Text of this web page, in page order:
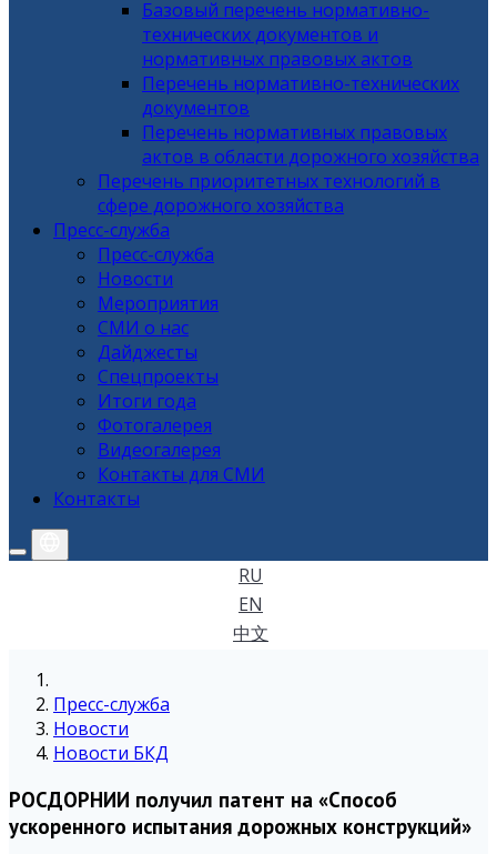
Базовый перечень нормативно-
технических документов и
нормативных правовых актов
Перечень нормативно-технических
документов
Перечень нормативных правовых
актов в области дорожного хозяйства
Перечень приоритетных технологий в
сфере дорожного хозяйства
Пресс-служба
Пресс-служба
Новости
Мероприятия
СМИ о нас
Дайджесты
Спецпроекты
Итоги года
Фотогалерея
Видеогалерея
Контакты для СМИ
Контакты
RU
EN
中文
Пресс-служба
Новости
Новости БКД
РОСДОРНИИ получил патент на «Способ
ускоренного испытания дорожных конструкций»